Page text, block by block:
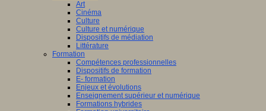
Art
Cinéma
Culture
Culture et numérique
Dispositifs de médiation
Littérature
Formation
Compétences professionnelles
Dispositifs de formation
E- formation
Enjeux et évolutions
Enseignement supérieur et numérique
Formations hybrides